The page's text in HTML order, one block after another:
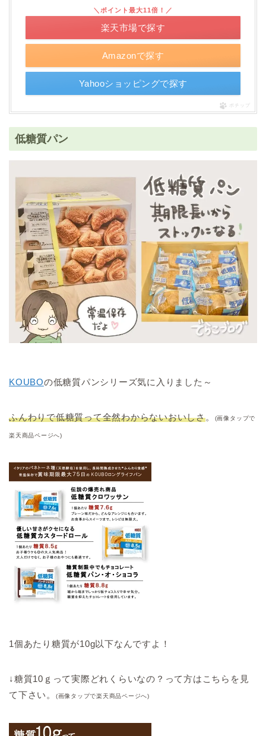
Amazonで探す
＼ポイント最大11倍！／
楽天市場で探す
Yahooショッピングで探す
ポチップ
低糖質パン
KOUBOの低糖質パンシリーズ気に入りました～
ふんわりで低糖質って全然わからないおいしさ。 (画像タップで
楽天商品ページへ)
1個あたり糖質が10g以下なんですよ！
↓糖質10ｇって実際どれくらいなの？って方はこちらを見
て下さい。
(画像タップで楽天商品ページへ)